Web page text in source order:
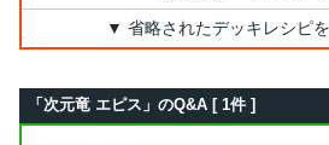
▼ 省略されたデッキレシピを
「次元竜 エピス」のQ&A [ 1件 ]